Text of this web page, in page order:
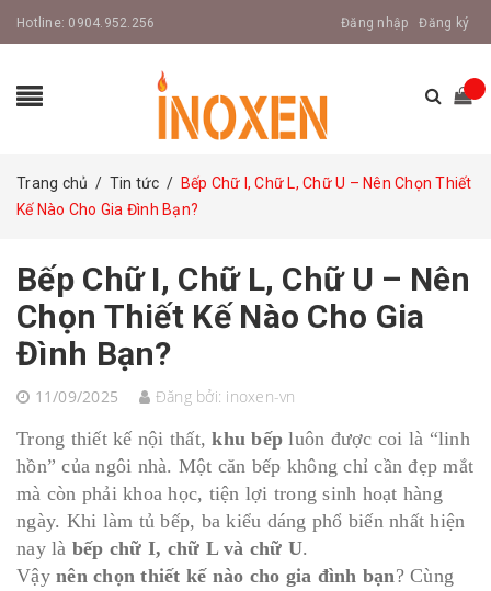
Hotline: 0904.952.256 Đăng nhập Đăng ký
Trang chủ / Tin tức / Bếp Chữ I, Chữ L, Chữ U – Nên Chọn Thiết
Kế Nào Cho Gia Đình Bạn?
Bếp Chữ I, Chữ L, Chữ U – Nên
Chọn Thiết Kế Nào Cho Gia
Đình Bạn?
11/09/2025 Đăng bởi: inoxen-vn
Trong thiết kế nội thất,khu bếp luôn được coi là “linh
hồn” của ngôi nhà. Một căn bếp không chỉ cần đẹp mắt
mà còn phải khoa học, tiện lợi trong sinh hoạt hàng
ngày. Khi làm tủ bếp, ba kiểu dáng phổ biến nhất hiện
nay là bếp chữ I, chữ L và chữ U.
Vậy nên chọn thiết kế nào cho gia đình bạn? Cùng